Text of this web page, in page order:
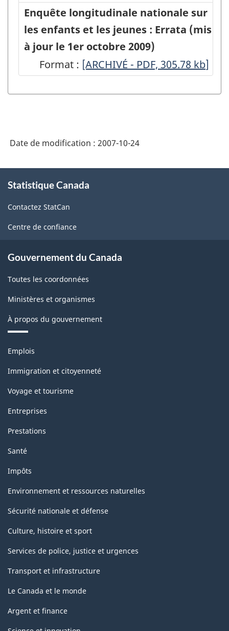
nationale
sur
les
enfants
et
les
Cycle
microdonnées
-
ARCHIVÉ
Enquête longitudinale nationale sur
les enfants et les jeunes : Errata (mis
à jour le 1er octobre 2009)
Format : Enquête
nationale
enfants
et
les
(mis
jour
le
1er
-
[ARCHIVÉ - PDF, 305.78 kb]
Date de modification : 2007-10-24
propos
ce
site
Statistique Canada
Contactez StatCan
Centre de confiance
Gouvernement du Canada
Toutes les coordonnées
Ministères et organismes
À propos du gouvernement
Thèmes
sujets
Emplois
Immigration et citoyenneté
Voyage et tourisme
Entreprises
Prestations
Santé
Impôts
Environnement et ressources naturelles
Sécurité nationale et défense
Culture, histoire et sport
Services de police, justice et urgences
Transport et infrastructure
Le Canada et le monde
Argent et finance